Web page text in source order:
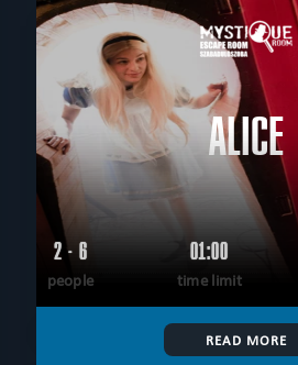
ALICE
2 - 6
people
01:00
time limit
READ MORE